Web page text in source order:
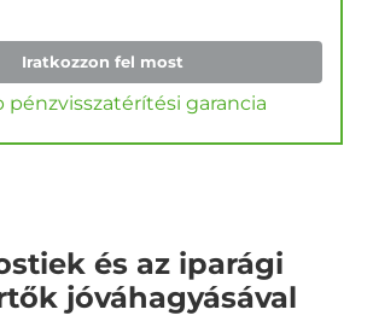
Iratkozzon fel most
pénzvisszatérítési garancia
és az iparági
jóváhagyásával